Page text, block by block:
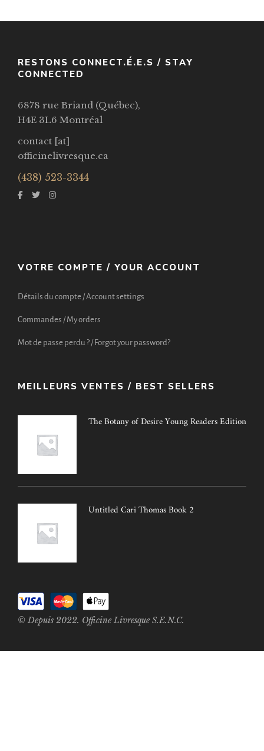
RESTONS CONNECT.É.E.S / STAY
CONNECTED
6878 rue Briand (Québec),
H4E 3L6 Montréal
contact [at]
officinelivresque.ca
(438) 523-3344
VOTRE COMPTE / YOUR ACCOUNT
Détails du compte / Account settings
Commandes / My orders
Mot de passe perdu ? / Forgot your password?
MEILLEURS VENTES / BEST SELLERS
The Botany of Desire Young Readers Edition
Untitled Cari Thomas Book 2
© Depuis 2022. Officine Livresque S.E.N.C.